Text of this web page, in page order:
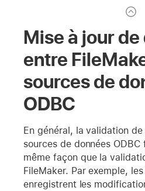
Mise à jour
entre
sources de
ODBC
En général, la validation
sources de données
même façon que la
FileMaker. Par exemple,
enregistrent les